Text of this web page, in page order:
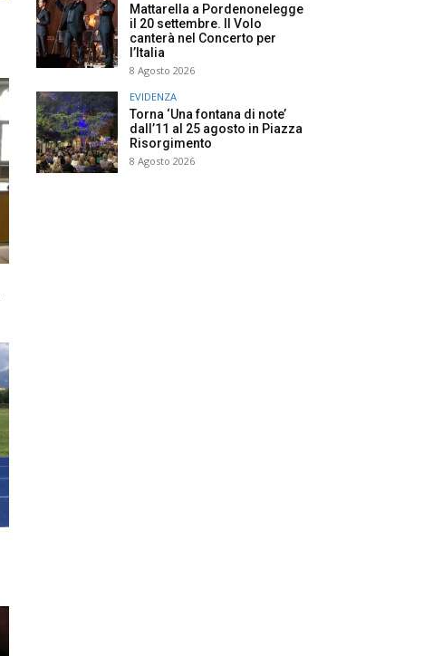
Mattarella a Pordenonelegge
il 20 settembre. Il Volo
canterà nel Concerto per
l’Italia
8 Agosto 2026
EVIDENZA
Torna ‘Una fontana di note’
dall’11 al 25 agosto in Piazza
Risorgimento
8 Agosto 2026